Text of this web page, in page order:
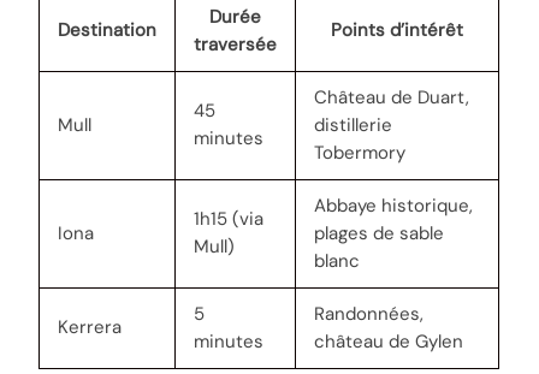
Destination
Durée
traversée
Points d’intérêt
Mull
45
minutes
Château de Duart,
distillerie
Tobermory
Iona
1h15 (via
Mull)
Abbaye historique,
plages de sable
blanc
Kerrera
5
minutes
Randonnées,
château de Gylen